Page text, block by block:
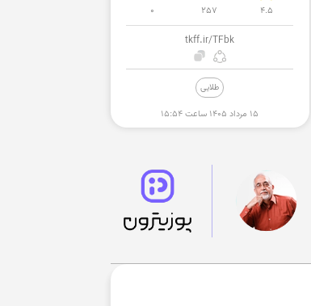
0 257 4.5
tkff.ir/TFbk
طلایی
۱۵ مرداد ۱۴۰۵ ساعت ۱۵:۵۴